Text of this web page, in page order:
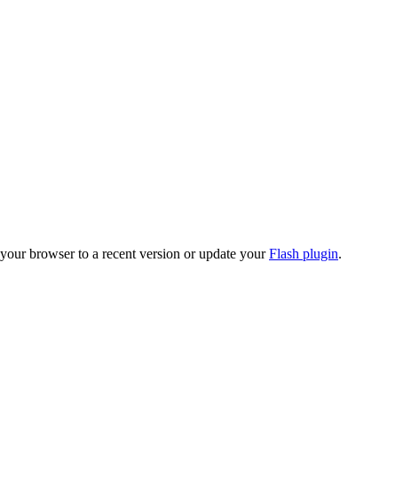
browser to a recent version or update yourFlash plugin.